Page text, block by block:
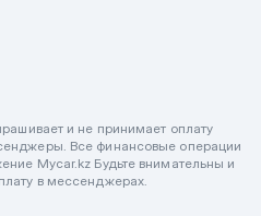
и не принимает оплату
Все финансовые операции
Mycar.kz Будьте внимательны и
в мессенджерах.